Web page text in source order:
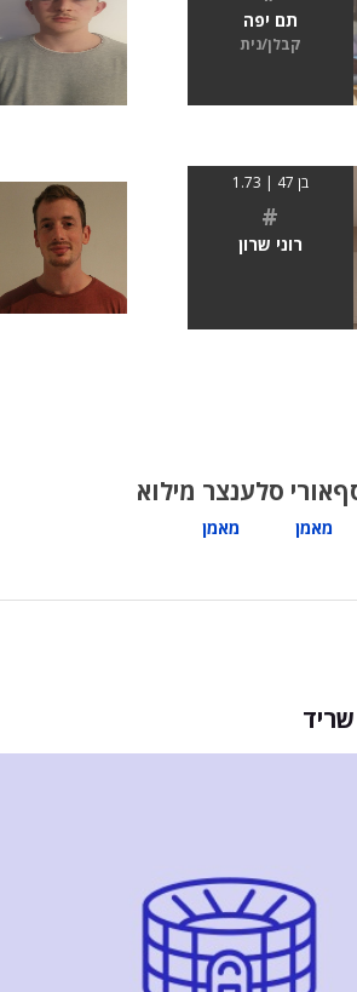
תם יפה
קבלן/נית
בן 47 | 1.73
#
רוני שרון
אורי סלע
מאמן
נצר מילוא
מאמן